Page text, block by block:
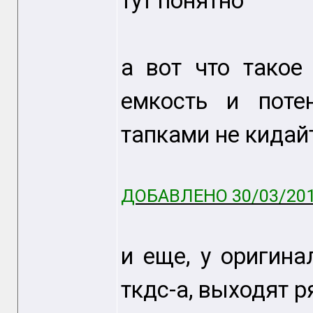
а вот что
емкость и
тапками не
ДОБАВЛЕНО 30/03/
и еще, у
ткдс-а, выходят